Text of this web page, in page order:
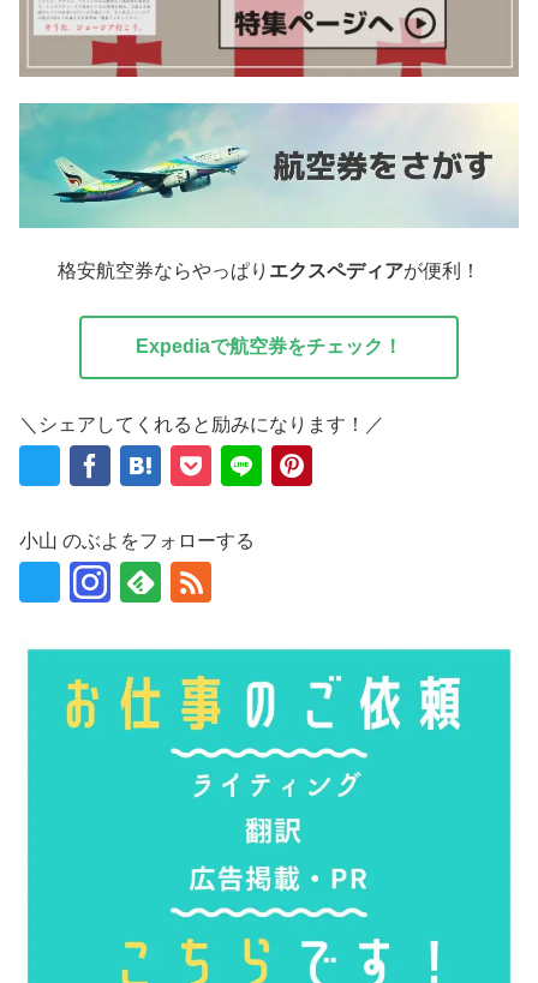
格安航空券ならやっぱり エクスペディアが便利！
Expediaで航空券をチェック！
＼シェアしてくれると励みになります！／
小山 のぶよをフォローする